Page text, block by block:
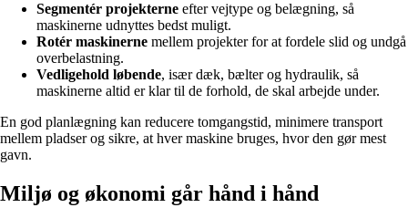
Segmentér projekterne efter vejtype og belægning, så
maskinerne udnyttes bedst muligt.
Rotér maskinerne mellem projekter for at fordele slid og undgå
overbelastning.
Vedligehold løbende, især dæk, bælter og hydraulik, så
maskinerne altid er klar til de forhold, de skal arbejde under.
En god planlægning kan reducere tomgangstid, minimere transport
mellem pladser og sikre, at hver maskine bruges, hvor den gør mest
gavn.
Miljø og økonomi går hånd i hånd